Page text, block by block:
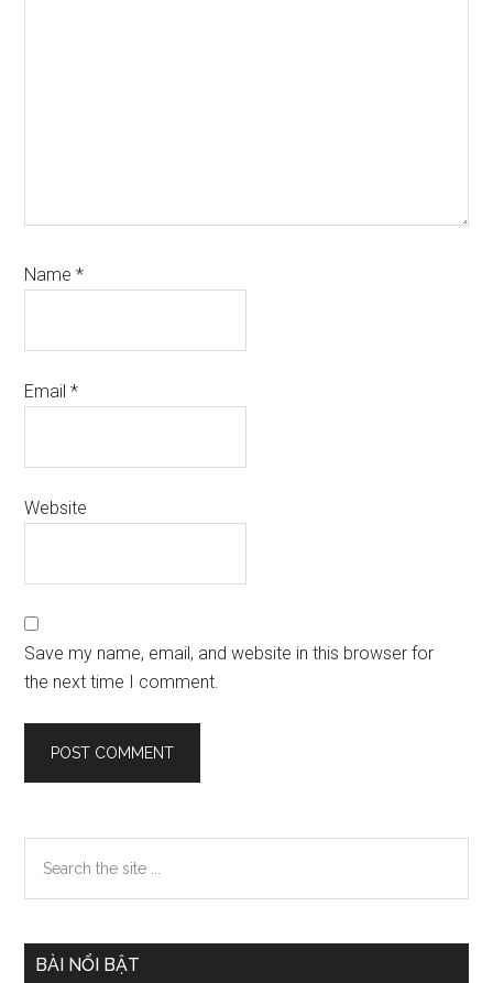
Name*
Email*
Website
Save my name, email, and website in this browser for
the next time I comment.
Primary
Sidebar
the
BÀI NỔI BẬT